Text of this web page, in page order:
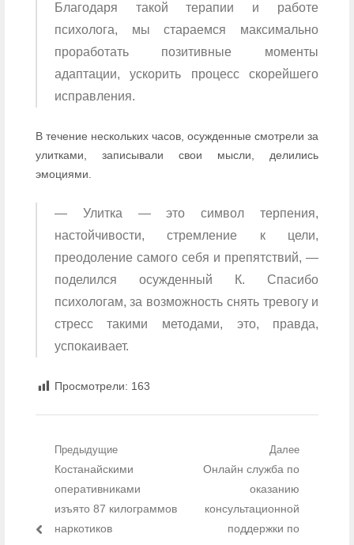
Благодаря такой терапии и работе
психолога, мы стараемся максимально
проработать позитивные моменты
адаптации, ускорить процесс скорейшего
исправления.
В течение нескольких часов, осужденные смотрели за
улитками, записывали свои мысли, делились
эмоциями.
— Улитка — это символ терпения,
настойчивости, стремление к цели,
преодоление самого себя и препятствий, —
поделился осужденный К. Спасибо
психологам, за возможность снять тревогу и
стресс такими методами, это, правда,
успокаивает.
Просмотрели: 163
Навигация по записям
Предыдущие
Предыдущий пост:
Костанайскими
оперативниками
изъято 87 килограммов
наркотиков
Далее
Следующий пост:
Онлайн служба по
оказанию
консультационной
поддержки по